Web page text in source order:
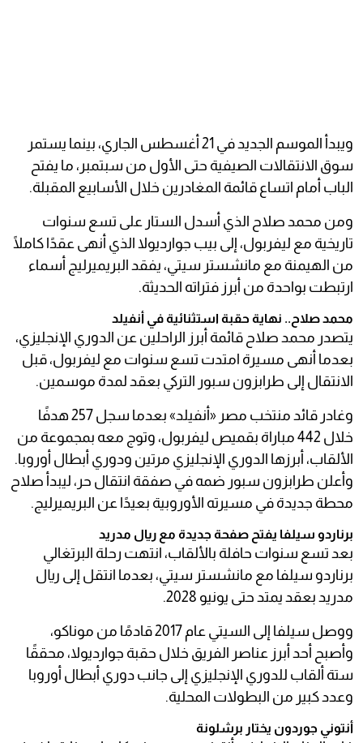
ويبدأ الموسم الجديد في 21 أغسطس الجاري، بينما يستمر
سوق الانتقالات الصيفية حتى الأول من سبتمبر، ما يفتح
الباب أمام اتساع قائمة المغادرين خلال الأسابيع المقبلة.
ومن محمد صلاح الذي أسدل الستار على تسع سنوات
تاريخية مع ليفربول، إلى بيب جوارديولا الذي أنهى عقدًا كاملًا
من الهيمنة مع مانشستر سيتي، يفقد البريميرليج أسماء
ارتبطت بواحدة من أبرز فتراته الحديثة.
محمد صلاح.. نهاية حقبة استثنائية في أنفيلد
يتصدر محمد صلاح قائمة أبرز الراحلين عن الدوري الإنجليزي،
بعدما أنهى مسيرة امتدت تسع سنوات مع ليفربول، قبل
الانتقال إلى طرابزون سبور التركي بعقد لمدة موسمين.
وغادر قائد منتخب مصر «أنفيلد» بعدما سجل 257 هدفًا
خلال 442 مباراة بقميص ليفربول، وتوج معه بمجموعة من
الألقاب، أبرزها الدوري الإنجليزي مرتين ودوري أبطال أوروبا.
وأعلن طرابزون سبور ضمه في صفقة انتقال حر، ليبدأ صلاح
محطة جديدة في مسيرته الأوروبية بعيدًا عن البريميرليج.
برناردو سيلفا يفتح صفحة جديدة مع ريال مدريد
بعد تسع سنوات حافلة بالألقاب، انتهت رحلة البرتغالي
برناردو سيلفا مع مانشستر سيتي، بعدما انتقل إلى ريال
مدريد بعقد يمتد حتى يونيو 2028.
ووصل سيلفا إلى السيتي عام 2017 قادمًا من موناكو،
وأصبح أحد أبرز عناصر الفريق خلال حقبة جوارديولا، محققًا
ستة ألقاب للدوري الإنجليزي إلى جانب دوري أبطال أوروبا
وعدد كبير من البطولات المحلية.
أنتوني جوردون يختار برشلونة